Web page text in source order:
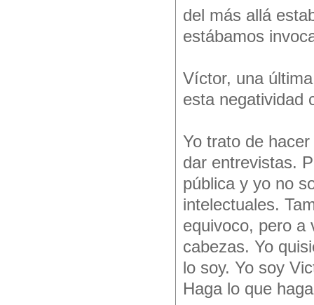
del más allá
estábamos
Víctor, una
esta negatividad
Yo trato de
dar entrevistas.
pública y yo no
intelectuales.
equivoco, pero a
cabezas. Yo
lo soy. Yo soy
Haga lo que